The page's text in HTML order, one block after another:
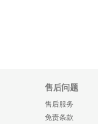
售后问题
售后服务
免责条款